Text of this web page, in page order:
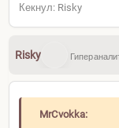
Кекнул: Risky
Risky
MrCvokka: